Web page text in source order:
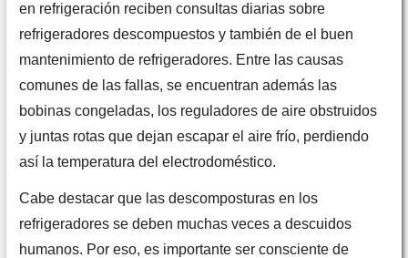
en refrigeración reciben consultas diarias sobre
refrigeradores descompuestos y también de el buen
mantenimiento de refrigeradores. Entre las causas
comunes de las fallas, se encuentran además las
bobinas congeladas, los reguladores de aire obstruidos
y juntas rotas que dejan escapar el aire frío, perdiendo
así la temperatura del electrodoméstico.
Cabe destacar que las descomposturas en los
refrigeradores se deben muchas veces a descuidos
humanos. Por eso, es importante ser consciente de